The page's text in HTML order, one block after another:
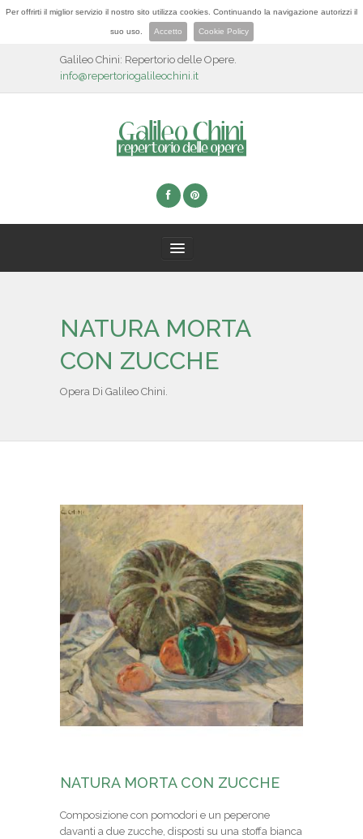
Per offrirti il miglior servizio il nostro sito utilizza cookies. Continuando la navigazione autorizzi il
suo uso. Accetto Cookie Policy
Galileo Chini: Repertorio delle Opere.
info@repertoriogalileochini.it
BIOGRAFIA
NEWS & EVENTI
CONTATTI
NATURA MORTA
CON ZUCCHE
Opera Di Galileo Chini.
NATURA MORTA CON ZUCCHE
Composizione con pomodori e un peperone
davanti a due zucche, disposti su una stoffa bianca